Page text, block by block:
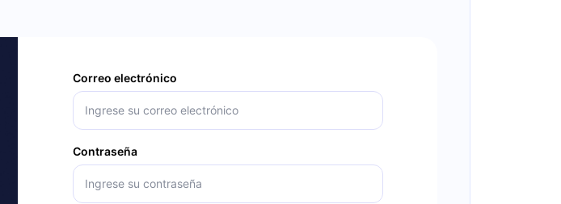
Correo electrónico
Contraseña